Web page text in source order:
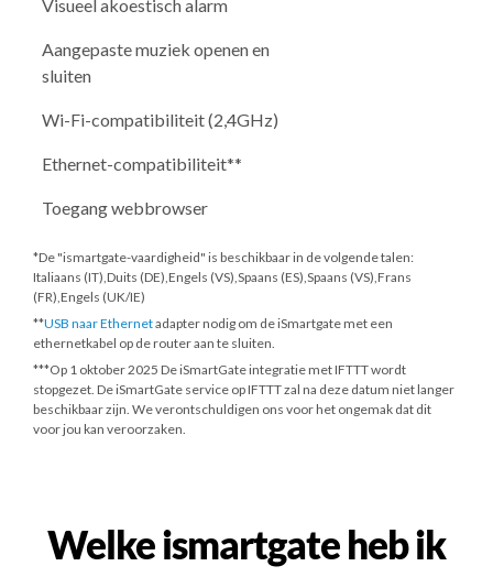
Visueel akoestisch alarm
Aangepaste muziek openen en
sluiten
Wi-Fi-compatibiliteit (2,4GHz)
Ethernet-compatibiliteit**
Toegang webbrowser
*De "ismartgate-vaardigheid" is beschikbaar in de volgende talen:
Italiaans (IT),Duits (DE),Engels (VS),Spaans (ES),Spaans (VS),Frans
(FR),Engels (UK/IE)
**USB naar Ethernetadapter nodig om de iSmartgate met een
ethernetkabel op de router aan te sluiten.
***Op 1 oktober 2025 De iSmartGate integratie met IFTTT wordt
stopgezet. De iSmartGate service op IFTTT zal na deze datum niet langer
beschikbaar zijn. We verontschuldigen ons voor het ongemak dat dit
voor jou kan veroorzaken.
Welke ismartgate heb ik